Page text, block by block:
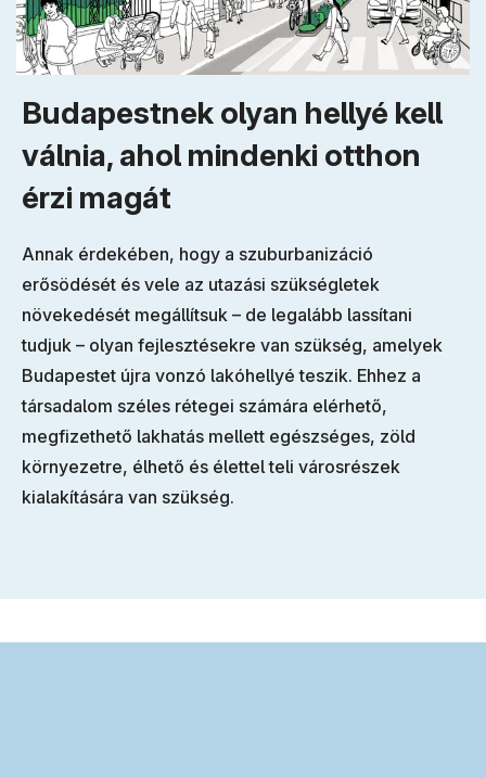
Budapestnek olyan hellyé kell
válnia, ahol mindenki otthon
érzi magát
Annak érdekében, hogy a szuburbanizáció
erősödését és vele az utazási szükségletek
növekedését megállítsuk – de legalább lassítani
tudjuk – olyan fejlesztésekre van szükség, amelyek
Budapestet újra vonzó lakóhellyé teszik. Ehhez a
társadalom széles rétegei számára elérhető,
megfizethető lakhatás mellett egészséges, zöld
környezetre, élhető és élettel teli városrészek
kialakítására van szükség.